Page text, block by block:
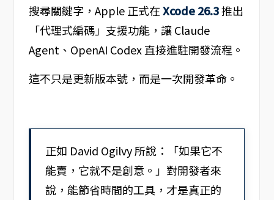
搜尋關鍵字，Apple 正式在Xcode 26.3推出
「代理式編碼」支援功能，讓 Claude
Agent、OpenAI Codex 直接進駐開發流程。
這不只是更新版本號，而是一次開發革命。
正如 David Ogilvy 所說：「如果它不
能賣，它就不是創意。」對開發者來
說，能節省時間的工具，才是真正的